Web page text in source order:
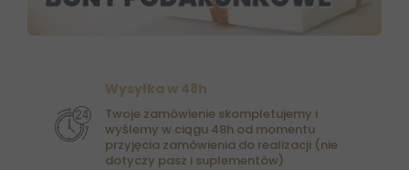
Wysyłka w 48h
Twoje zamówienie skompletujemy i
wyślemy w ciągu 48h od momentu
przyjęcia zamówienia do realizacji (nie
dotyczy pasz i suplementów)